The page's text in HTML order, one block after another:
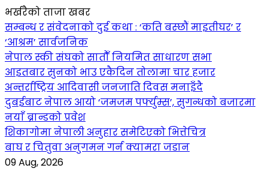
भर्खरैको ताजा खबर
सम्बन्ध र संवेदनाको दुई कथा : ‘कति बस्छौं माइतीघर’ र
‘आश्रम’ सार्वजनिक
नेपाल स्की संघको सातौँ नियमित साधारण सभा
आइतबार सुनको भाउ एकैदिन तोलामा चार हजार
अन्तर्राष्ट्रिय आदिवासी जनजाति दिवस मनाइँदै
दुबईबाट नेपाल आयो ‘जमजम पर्फ्युम्स’, सुगन्धको बजारमा
नयाँ ब्रान्डको प्रवेश
शिकागोमा नेपाली अनुहार समेटिएको भित्तेचित्र
बाघ र चितुवा अनुगमन गर्न क्यामरा जडान
09 Aug, 2026